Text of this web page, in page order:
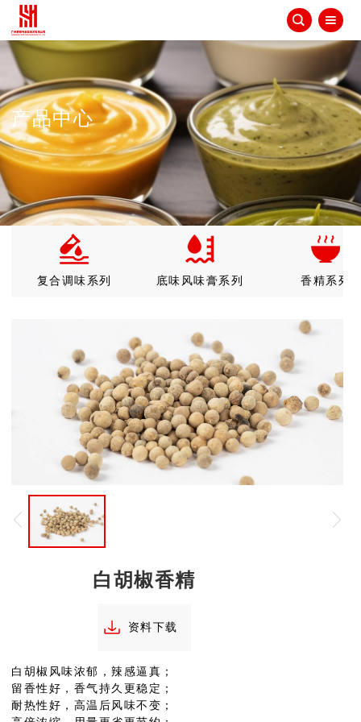
 
产品中心
复合调味系列 底味风味膏系列 香精系列
白胡椒香精
资料下载
白胡椒风味浓郁，辣感逼真；
留香性好，香气持久更稳定；
耐热性好，高温后风味不变；